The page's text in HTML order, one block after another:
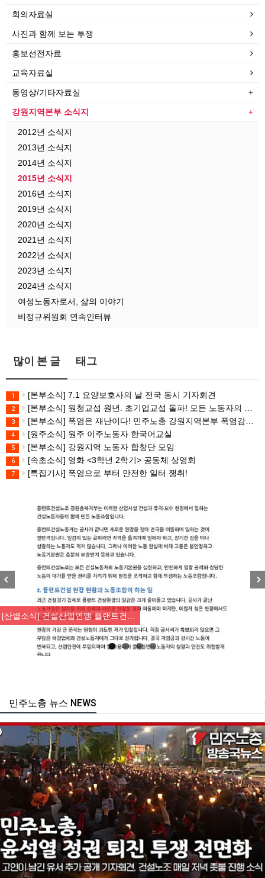
회의자료실
사진과 함께 보는 투쟁
홍보선전자료
교육자료실
동영상/기타자료실
강원지역본부 소식지
2012년 소식지
2013년 소식지
2014년 소식지
2015년 소식지
2016년 소식지
2019년 소식지
2020년 소식지
2021년 소식지
2022년 소식지
2023년 소식지
2024년 소식지
여성노동자로서, 삶의 이야기
비정규위원회 연속인터뷰
많이 본 글 태그
1 [본부소식] 7.1 요양보호사의 날 전국 동시 기자회견
2 [본부소식] 원청교섭 원년. 초기업교섭 돌파! 모든 노동자의 노동기본권 쟁취! 민주노총 7.15 총파업대회
3 [본부소식] 폭염은 재난이다! 민주노총 강원지역본부 폭염감시단 선포 기자회견
4 [원주소식] 원주 이주노동자 한국어교실
5 [본부소식] 강원지역 노동자 합창단 모임
6 [속초소식] 영화 <3학년 2학기> 공동체 상영회
7 [특집기사] 폭염으로 부터 안전한 일터 쟁취!
[산별소식] 건설산업연맹 플랜트건…
주노총 뉴스 NEWS